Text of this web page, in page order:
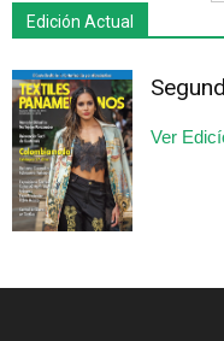
Edición Actual
Ver